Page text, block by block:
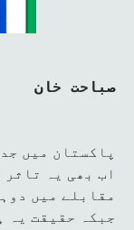
صباحت خان
پاکستان میں
اب بھی یہ
مقابلے میں
جبکہ حقیقت یہ